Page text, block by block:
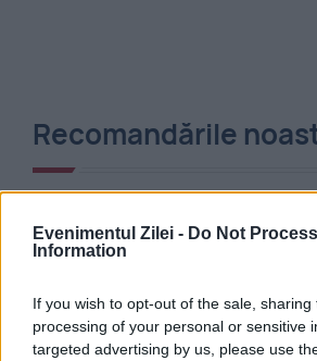
Evenimentul Zilei - Do Not
Information
If you wish to opt-out of the sale,
processing of your personal or sensitive
targeted advertising by us, please use
Recomandările